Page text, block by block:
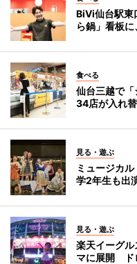
BiVi仙台駅
ら鍋」看板
食べる
仙台三越で
34店が入れ
見る・遊ぶ
ミュージカ
学2年生も出
見る・遊ぶ
楽天イーグ
マに展開 ド